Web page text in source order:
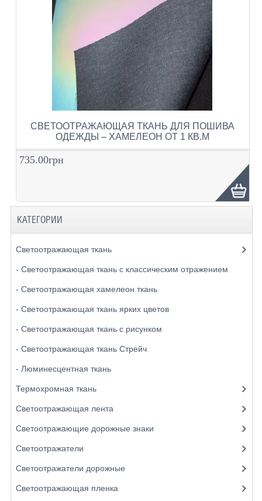
СВЕТООТРАЖАЮЩАЯ ТКАНЬ ДЛЯ ПОШИВА
ОДЕЖДЫ – ХАМЕЛЕОН ОТ 1 КВ.М
735.00грн
КАТЕГОРИИ
Светоотражающая ткань
- Светоотражающая ткань с классическим отражением
- Светоотражающая хамелеон ткань
- Светоотражающая ткань ярких цветов
- Светоотражающая ткань с рисунком
- Светоотражающая ткань Стрейч
- Люминесцентная ткань
Термохромная ткань
Светоотражающая лента
Светоотражающие дорожные знаки
Светоотражатели
Светоотражатели дорожные
Светоотражающая пленка